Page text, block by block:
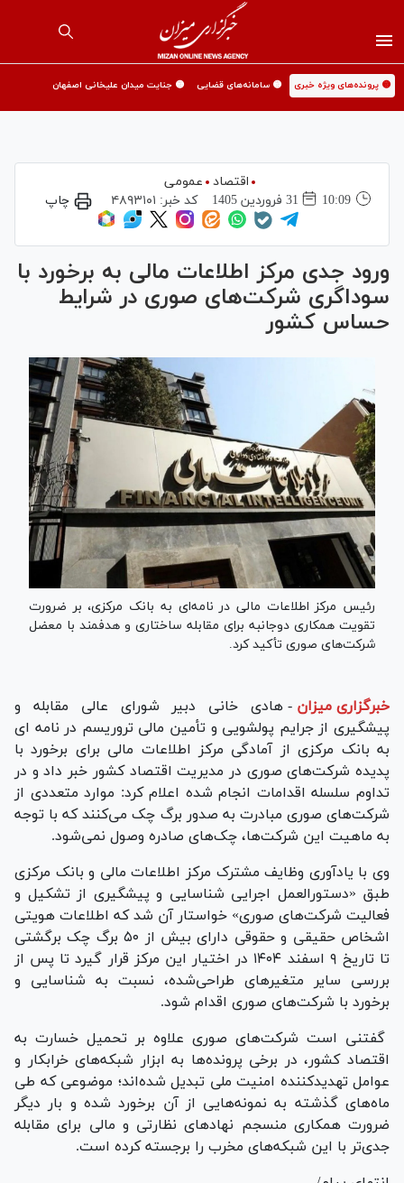
🟡 پرونده‌های ویژه خبری 🟡 سامانه‌های قضایی 🟡 جنایت میدان علیخانی اصفهان
اقتصاد
عمومی
10:09
31 فروردين 1405 کد خبر: ۴۸۹۳۱۰۱ چاپ
ورود جدی مرکز اطلاعات مالی به برخورد با
سوداگری شرکت‌های صوری در شرایط
حساس کشور
رئیس مرکز اطلاعات مالی در نامه‌ای به بانک مرکزی، بر ضرورت
تقویت همکاری دوجانبه برای مقابله ساختاری و هدفمند با معضل
شرکت‌های صوری تأکید کرد.
خبرگزاری میزان - هادی خانی دبیر شورای عالی مقابله و
پیشگیری از جرایم پولشویی و تأمین مالی تروریسم در نامه ای
به بانک مرکزی از آمادگی مرکز اطلاعات مالی برای برخورد با
پدیده شرکت‌های صوری در مدیریت اقتصاد کشور خبر داد و در
تداوم سلسله اقدامات انجام شده اعلام کرد: موارد متعددی از
شرکت‌های صوری مبادرت به صدور برگ چک می‌کنند که با توجه
به ماهیت این شرکت‌ها، چک‌های صادره وصول نمی‌شود.
وی با یادآوری وظایف مشترک مرکز اطلاعات مالی و بانک مرکزی
طبق «دستورالعمل اجرایی شناسایی و پیشگیری از تشکیل و
فعالیت شرکت‌های صوری» خواستار آن شد که اطلاعات هویتی
اشخاص حقیقی و حقوقی دارای بیش از ۵۰ برگ چک برگشتی
تا تاریخ ۹ اسفند ۱۴۰۴ در اختیار این مرکز قرار گیرد تا پس از
بررسی سایر متغیر‌های طراحی‌شده، نسبت به شناسایی و
برخورد با شرکت‌های صوری اقدام شود.
گفتنی است شرکت‌های صوری علاوه بر تحمیل خسارت به
اقتصاد کشور، در برخی پرونده‌ها به ابزار شبکه‌های خرابکار و
عوامل تهدیدکننده امنیت ملی تبدیل شده‌اند؛ موضوعی که طی
ماه‌های گذشته به نمونه‌هایی از آن برخورد شده و بار دیگر
ضرورت همکاری منسجم نهاد‌های نظارتی و مالی برای مقابله
جدی‌تر با این شبکه‌های مخرب را برجسته کرده است.